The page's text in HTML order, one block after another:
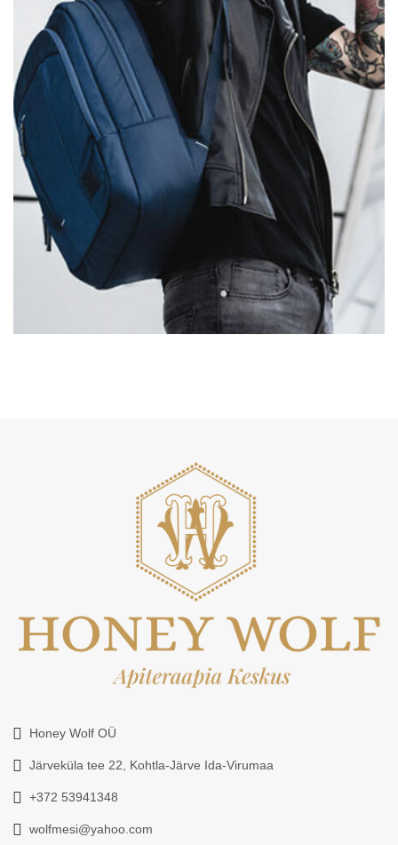
Honey Wolf OÜ
Järveküla tee 22, Kohtla-Järve Ida-Virumaa
+372 53941348
wolfmesi@yahoo.com